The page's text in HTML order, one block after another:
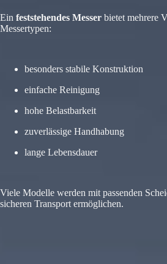
Ein feststehendes Messer bietet mehrere
Messertypen:
besonders stabile Konstruktion
einfache Reinigung
hohe Belastbarkeit
zuverlässige Handhabung
lange Lebensdauer
Viele Modelle werden mit passenden
sicheren Transport ermöglichen.